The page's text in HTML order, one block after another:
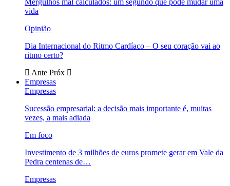
Mergulhos mal calculados: um segundo que pode mudar uma
vida
Opinião
Dia Internacional do Ritmo Cardíaco – O seu coração vai ao
ritmo certo?
Ante Próx
Empresas
Empresas
Sucessão empresarial: a decisão mais importante é, muitas
vezes, a mais adiada
Em foco
Investimento de 3 milhões de euros promete gerar em Vale da
Pedra centenas de…
Empresas